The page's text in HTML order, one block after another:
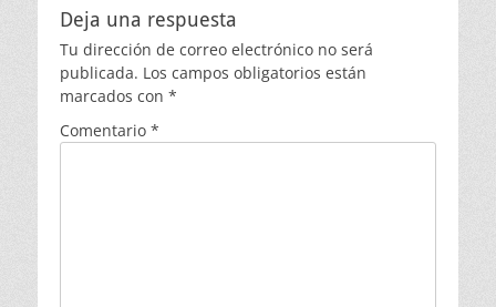
Deja una respuesta
Tu dirección de correo electrónico no será
publicada. Los campos obligatorios están
marcados con *
Comentario *